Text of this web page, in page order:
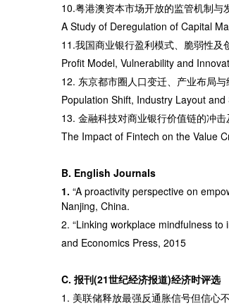
10.粤港澳资本市场开放的监管机制与
A Study of Deregulation of Capital
11.我国商业银行盈利模式、脆弱性
Profit Model, Vulnerability and
12. 东京都市圈人口变迁、产业布局
Population Shift, Industry Layout
13. 金融科技对商业银行价值链的冲
The Impact of Fintech on the Value
B. English Journals
1. “A proactivity perspective on
Nanjing, China.
2. “Linking workplace mindfulness
and Economics Press, 2015
C. 报刊(21世纪经济报道)经济时评选
1. 美联储释放最强反通胀信号但信心